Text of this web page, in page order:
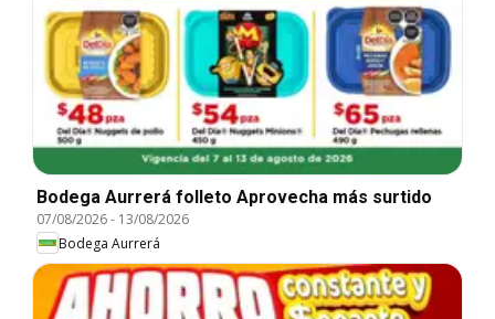
Bodega Aurrerá folleto Aprovecha más surtido
07/08/2026- 13/08/2026
Bodega Aurrerá